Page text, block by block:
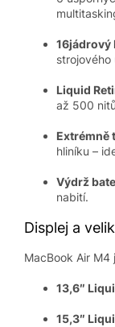
16jádrový
strojového
Liquid
až 500
Extrémně
hliníku –
Výdrž
nabití.
Displej a
MacBook Air
13,6″
15,3″